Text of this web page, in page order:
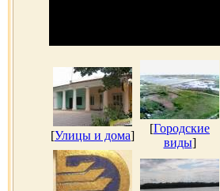
[Улицы и дома]
[Городские
виды]